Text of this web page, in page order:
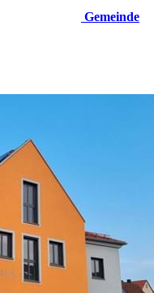
Gemeinde